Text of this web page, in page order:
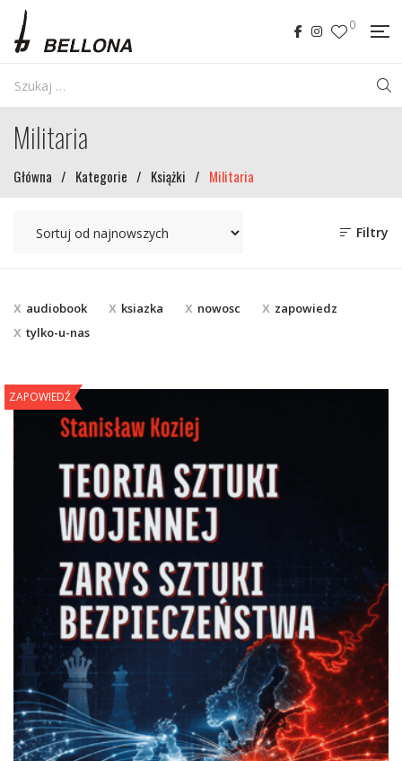
0
Militaria
Główna / Kategorie / Książki / Militaria
Filtry
audiobook ksiazka nowosc
zapowiedz
tylko-u-nas
ZAPOWIEDŹ